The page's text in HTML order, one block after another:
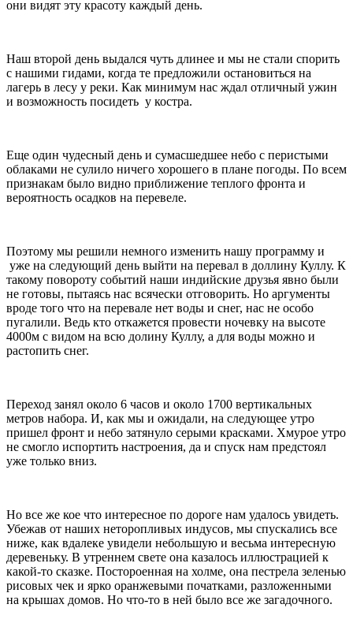
они видят эту красоту каждый день.
Наш второй день выдался чуть длинее и мы не стали спорить
с нашими гидами, когда те предложили остановиться на
лагерь в лесу у реки. Как минимум нас ждал отличный ужин
и возможность посидеть у костра.
Еще один чудесный день и сумасшедшее небо с перистыми
облаками не сулило ничего хорошего в плане погоды. По всем
признакам было видно приближение теплого фронта и
вероятность осадков на перевеле.
Поэтому мы решили немного изменить нашу программу и
уже на следующий день выйти на перевал в доллину Куллу. К
такому повороту событий наши индийские друзья явно были
не готовы, пытаясь нас всячески отговорить. Но аргументы
вроде того что на перевале нет воды и снег, нас не особо
пугалили. Ведь кто откажется провести ночевку на высоте
4000м с видом на всю долину Куллу, а для воды можно и
растопить снег.
Переход занял около 6 часов и около 1700 вертикальных
метров набора. И, как мы и ожидали, на следующее утро
пришел фронт и небо затянуло серыми красками. Хмурое утро
не смогло испортить настроения, да и спуск нам предстоял
уже только вниз.
Но все же кое что интересное по дороге нам удалось увидеть.
Убежав от наших неторопливых индусов, мы спускались все
ниже, как вдалеке увидели небольшую и весьма интересную
деревеньку. В утреннем свете она казалось иллюстрацией к
какой-то сказке. Постороенная на холме, она пестрела зеленью
рисовых чек и ярко оранжевыми початками, разложенными
на крышах домов. Но что-то в ней было все же загадочного.